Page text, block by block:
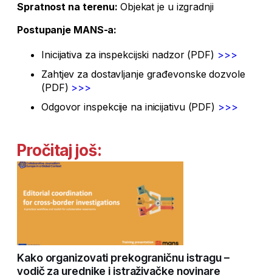
Spratnost na terenu: Objekat je u izgradnji
Postupanje MANS-a:
Inicijativa za inspekcijski nadzor (PDF) >>>
Zahtjev za dostavljanje građevonske dozvole
(PDF) >>>
Odgovor inspekcije na inicijativu (PDF) >>>
Pročitaj još:
Kako organizovati prekograničnu istragu –
vodič za urednike i istraživačke novinare